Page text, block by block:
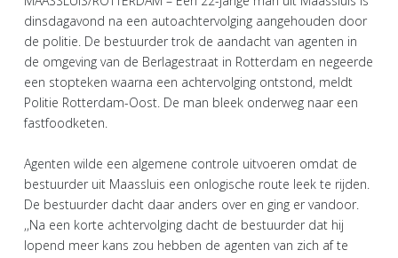
dinsdagavond na een autoachtervolging aangehouden door
de politie. De bestuurder trok de aandacht van agenten in
de omgeving van de Berlagestraat in Rotterdam en negeerde
een stopteken waarna een achtervolging ontstond, meldt
Politie Rotterdam-Oost. De man bleek onderweg naar een
fastfoodketen.
Agenten wilde een algemene controle uitvoeren omdat de
bestuurder uit Maassluis een onlogische route leek te rijden.
De bestuurder dacht daar anders over en ging er vandoor.
,,Na een korte achtervolging dacht de bestuurder dat hij
lopend meer kans zou hebben de agenten van zich af te